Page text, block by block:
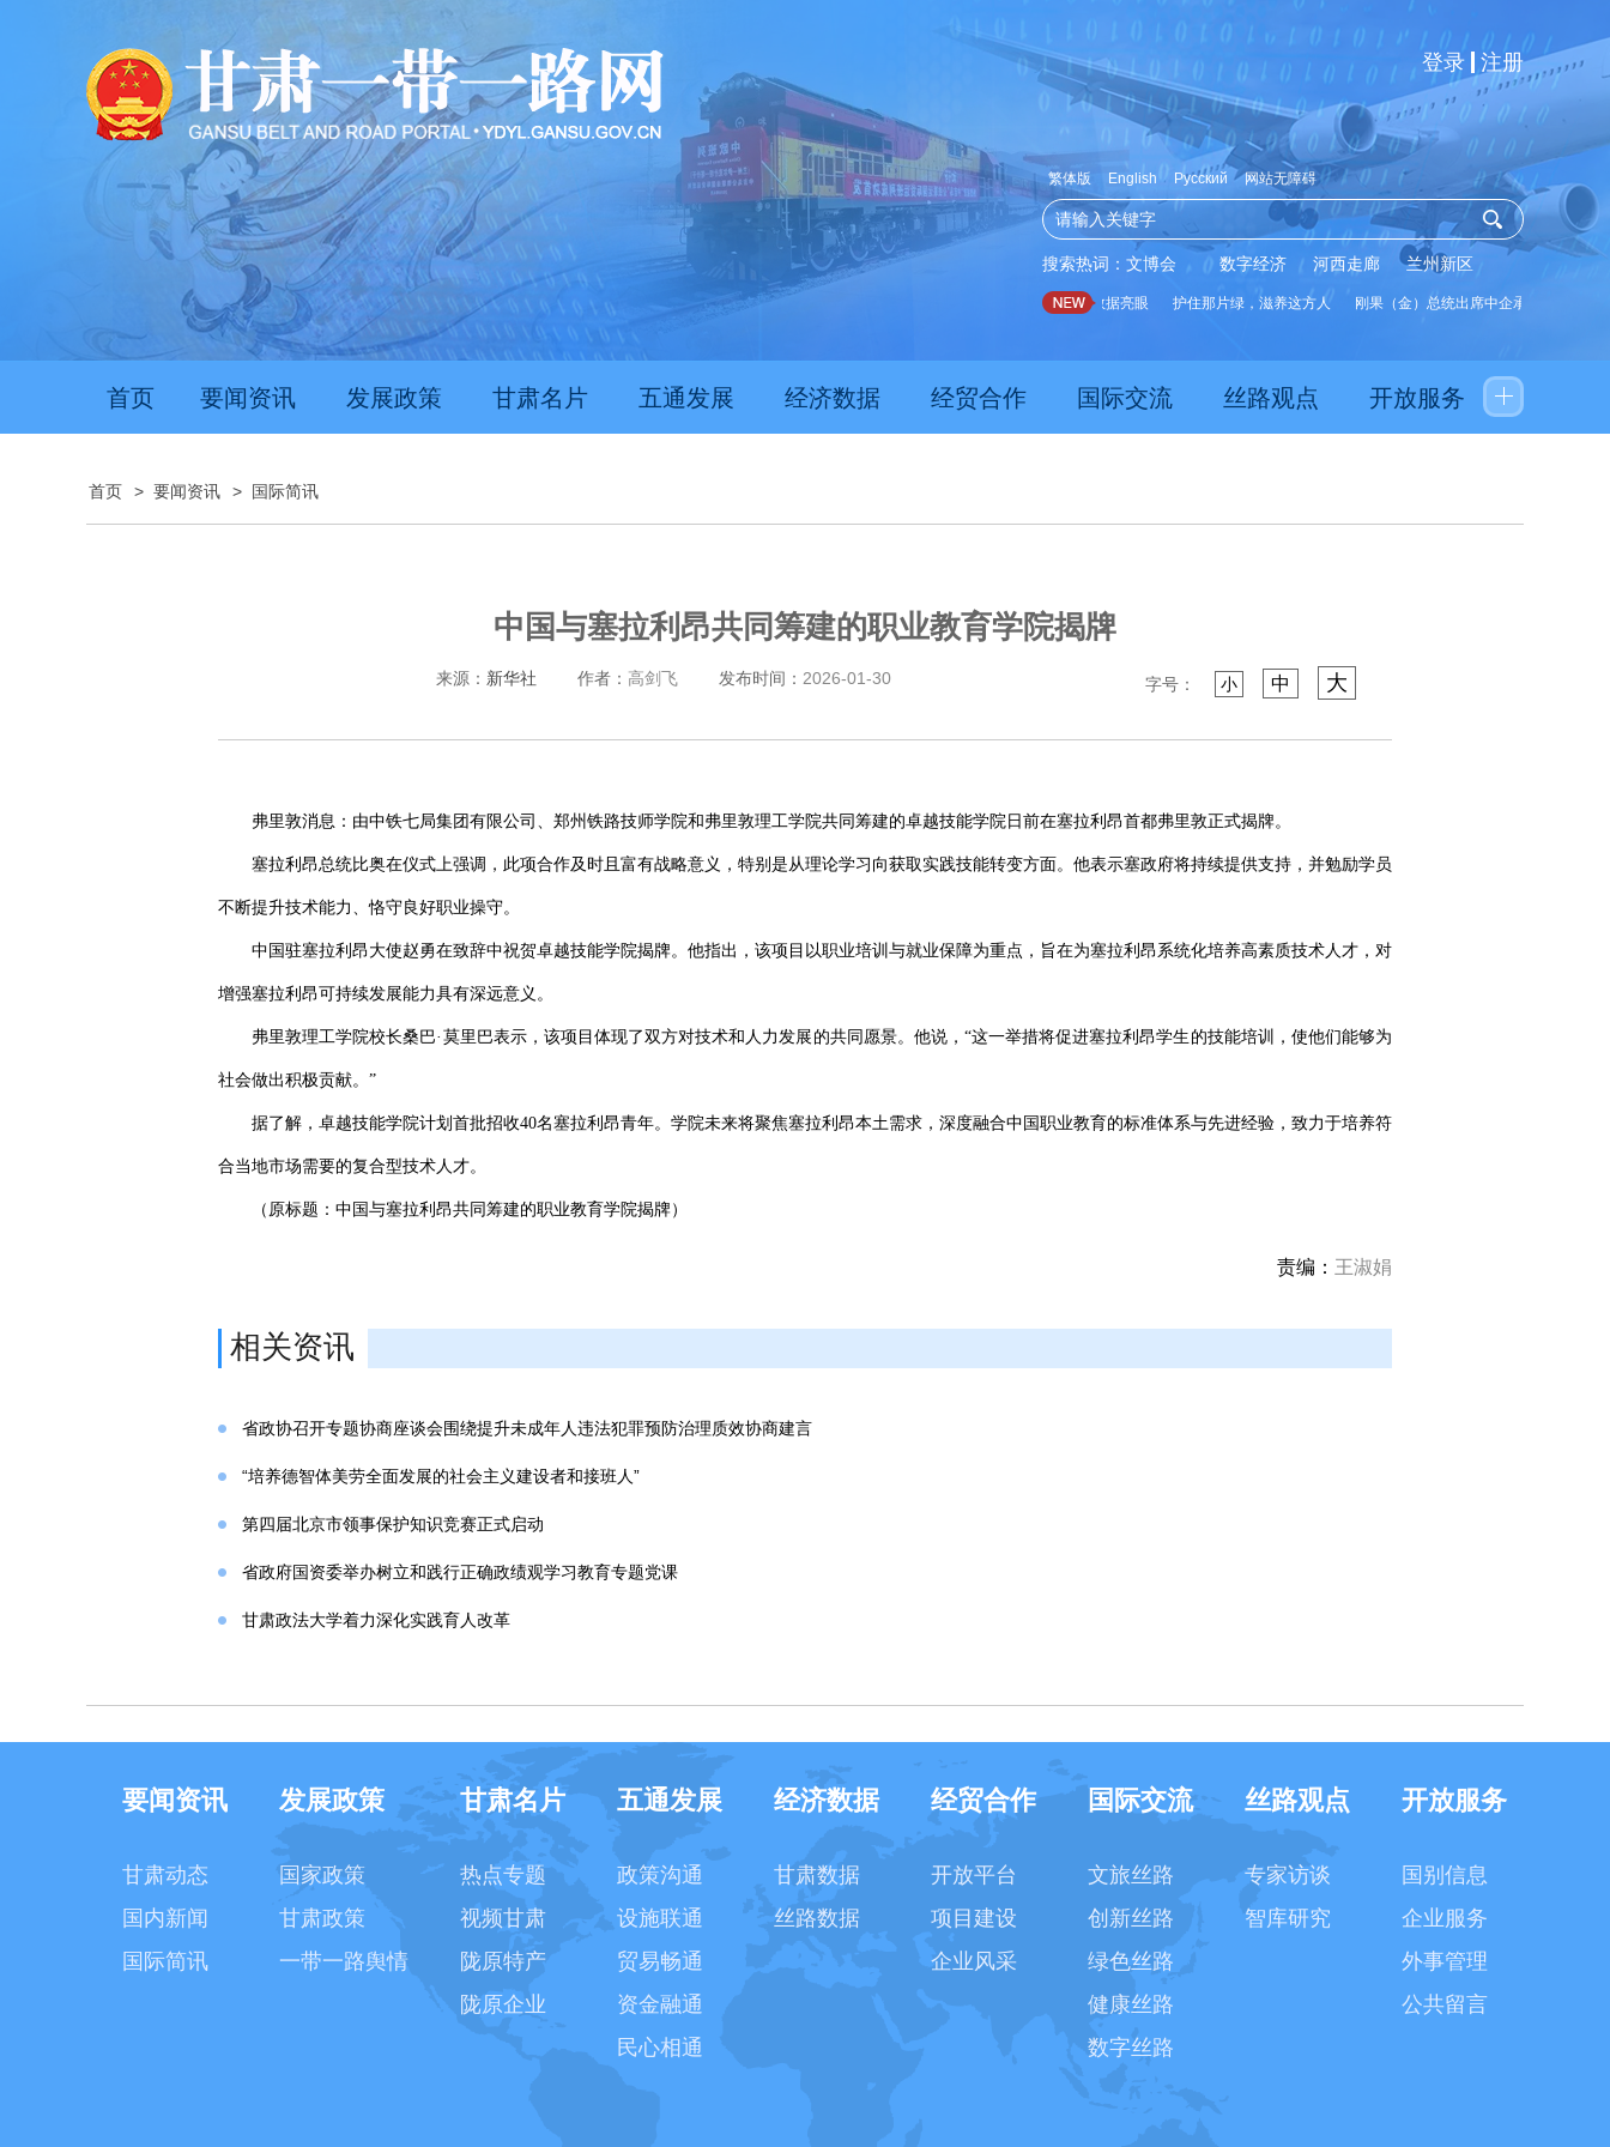
登录 注册
繁体版 English Русский 网站无障碍
搜索热词： 文博会 数字经济 河西走廊 兰州新区
推动经济持续向新向优向好发展 甘肃上半年新质生产力发展数据亮眼 护住那片绿，滋养这方人 刚果（金）总统出席中企承建水厂启用仪式
首页 要闻资讯 发展政策 甘肃名片 五通发展 经济数据 经贸合作 国际交流 丝路观点 开放服务
首页 > 要闻资讯 > 国际简讯
中国与塞拉利昂共同筹建的职业教育学院揭牌
来源： 新华社 作者： 高剑飞 发布时间： 2026-01-30 字号： 小 中 大
弗里敦消息：由中铁七局集团有限公司、郑州铁路技师学院和弗里敦理工学院共同筹建的卓越技能学院日前在塞拉利昂首都弗里敦正式揭牌。
塞拉利昂总统比奥在仪式上强调，此项合作及时且富有战略意义，特别是从理论学习向获取实践技能转变方面。他表示塞政府将持续提供支持，并勉励学员
不断提升技术能力、恪守良好职业操守。
中国驻塞拉利昂大使赵勇在致辞中祝贺卓越技能学院揭牌。他指出，该项目以职业培训与就业保障为重点，旨在为塞拉利昂系统化培养高素质技术人才，对
增强塞拉利昂可持续发展能力具有深远意义。
弗里敦理工学院校长桑巴·莫里巴表示，该项目体现了双方对技术和人力发展的共同愿景。他说，“这一举措将促进塞拉利昂学生的技能培训，使他们能够为
社会做出积极贡献。”
据了解，卓越技能学院计划首批招收40名塞拉利昂青年。学院未来将聚焦塞拉利昂本土需求，深度融合中国职业教育的标准体系与先进经验，致力于培养符
合当地市场需要的复合型技术人才。
（原标题：中国与塞拉利昂共同筹建的职业教育学院揭牌）
责编： 王淑娟
相关资讯
省政协召开专题协商座谈会围绕提升未成年人违法犯罪预防治理质效协商建言
“培养德智体美劳全面发展的社会主义建设者和接班人”
第四届北京市领事保护知识竞赛正式启动
省政府国资委举办树立和践行正确政绩观学习教育专题党课
甘肃政法大学着力深化实践育人改革
要闻资讯
甘肃动态
国内新闻
国际简讯
发展政策
国家政策
甘肃政策
一带一路舆情
甘肃名片
热点专题
视频甘肃
陇原特产
陇原企业
五通发展
政策沟通
设施联通
贸易畅通
资金融通
民心相通
经济数据
甘肃数据
丝路数据
经贸合作
开放平台
项目建设
企业风采
国际交流
文旅丝路
创新丝路
绿色丝路
健康丝路
数字丝路
丝路观点
专家访谈
智库研究
开放服务
国别信息
企业服务
外事管理
公共留言